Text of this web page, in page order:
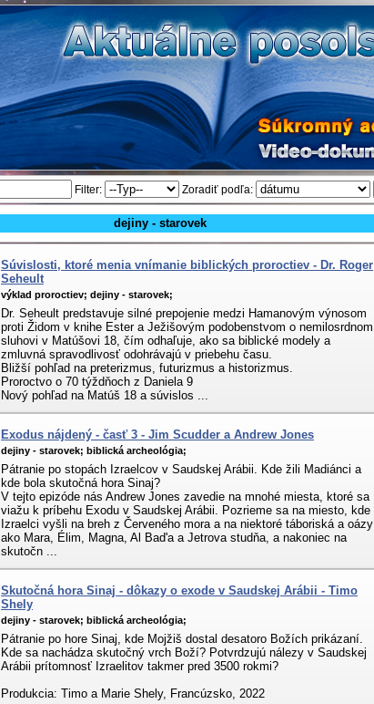
Filter: Zoradiť podľa:
dejiny - starovek
Súvislosti, ktoré menia vnímanie biblických proroctiev - Dr. Roger
Seheult
výklad proroctiev; dejiny - starovek;
Dr. Seheult predstavuje silné prepojenie medzi Hamanovým výnosom
proti Židom v knihe Ester a Ježišovým podobenstvom o nemilosrdnom
sluhovi v Matúšovi 18, čím odhaľuje, ako sa biblické modely a
zmluvná spravodlivosť odohrávajú v priebehu času.
Bližší pohľad na preterizmus, futurizmus a historizmus.
Proroctvo o 70 týždňoch z Daniela 9
Nový pohľad na Matúš 18 a súvislos ...
Exodus nájdený - časť 3 - Jim Scudder a Andrew Jones
dejiny - starovek; biblická archeológia;
Pátranie po stopách Izraelcov v Saudskej Arábii. Kde žili Madiánci a
kde bola skutočná hora Sinaj?
V tejto epizóde nás Andrew Jones zavedie na mnohé miesta, ktoré sa
viažu k príbehu Exodu v Saudskej Arábii. Pozrieme sa na miesto, kde
Izraelci vyšli na breh z Červeného mora a na niektoré táboriská a oázy
ako Mara, Élim, Magna, Al Bad'a a Jetrova studňa, a nakoniec na
skutočn ...
Skutočná hora Sinaj - dôkazy o exode v Saudskej Arábii - Timo
Shely
dejiny - starovek; biblická archeológia;
Pátranie po hore Sinaj, kde Mojžiš dostal desatoro Božích prikázaní.
Kde sa nachádza skutočný vrch Boží? Potvrdzujú nálezy v Saudskej
Arábii prítomnosť Izraelitov takmer pred 3500 rokmi?
Produkcia: Timo a Marie Shely, Francúzsko, 2022